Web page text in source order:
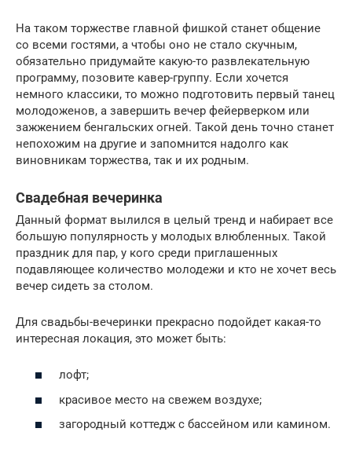
На таком торжестве главной фишкой станет общение
со всеми гостями, а чтобы оно не стало скучным,
обязательно придумайте какую-то развлекательную
программу, позовите кавер-группу. Если хочется
немного классики, то можно подготовить первый танец
молодоженов, а завершить вечер фейерверком или
зажжением бенгальских огней. Такой день точно станет
непохожим на другие и запомнится надолго как
виновникам торжества, так и их родным.
Свадебная вечеринка
Данный формат вылился в целый тренд и набирает все
большую популярность у молодых влюбленных. Такой
праздник для пар, у кого среди приглашенных
подавляющее количество молодежи и кто не хочет весь
вечер сидеть за столом.
Для свадьбы-вечеринки прекрасно подойдет какая-то
интересная локация, это может быть:
лофт;
красивое место на свежем воздухе;
загородный коттедж с бассейном или камином.